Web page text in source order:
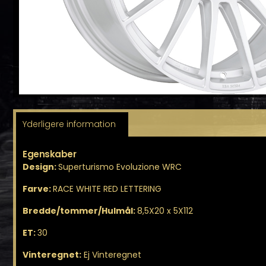
Yderligere information
Egenskaber
Design:Superturismo Evoluzione WRC
Farve:RACE WHITE RED LETTERING
Bredde/tommer/Hulmål:8,5X20 x 5X112
ET:30
Vinteregnet: Ej Vinteregnet